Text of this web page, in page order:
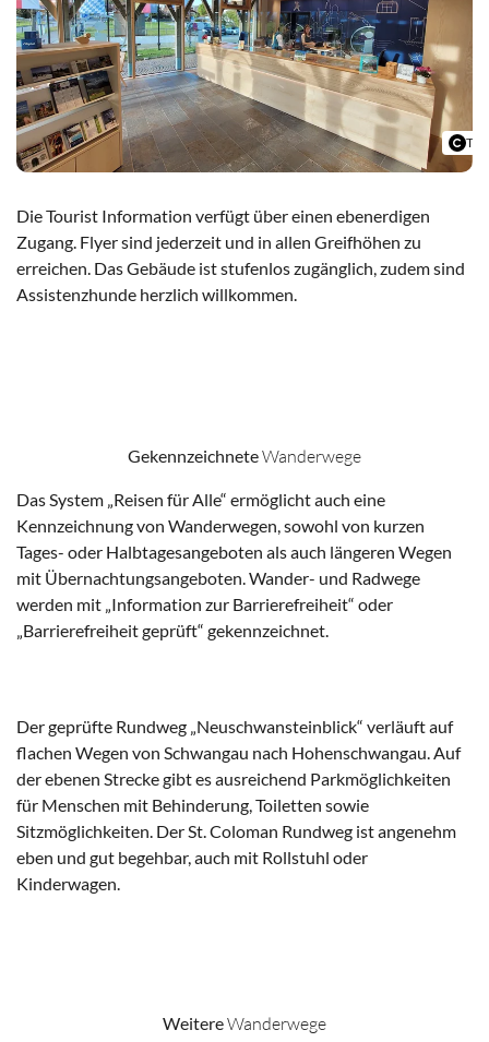
Die Tourist Information verfügt über einen ebenerdigen
Zugang. Flyer sind jederzeit und in allen Greifhöhen zu
erreichen. Das Gebäude ist stufenlos zugänglich, zudem sind
Assistenzhunde herzlich willkommen.
GekennzeichneteWanderwege
Das System „Reisen für Alle“ ermöglicht auch eine
Kennzeichnung von Wanderwegen, sowohl von kurzen
Tages- oder Halbtagesangeboten als auch längeren Wegen
mit Übernachtungsangeboten. Wander- und Radwege
werden mit „Information zur Barrierefreiheit“ oder
„Barrierefreiheit geprüft“ gekennzeichnet.
Der geprüfte Rundweg „Neuschwansteinblick“ verläuft auf
flachen Wegen von Schwangau nach Hohenschwangau. Auf
der ebenen Strecke gibt es ausreichend Parkmöglichkeiten
für Menschen mit Behinderung, Toiletten sowie
Sitzmöglichkeiten. Der St. Coloman Rundweg ist angenehm
eben und gut begehbar, auch mit Rollstuhl oder
Kinderwagen.
WeitereWanderwege